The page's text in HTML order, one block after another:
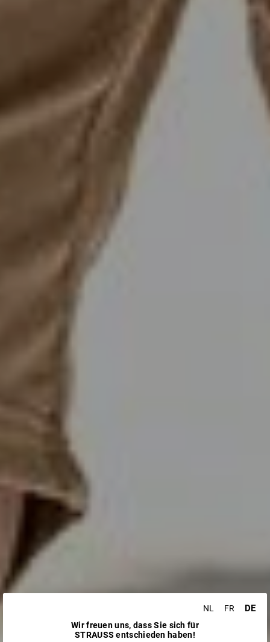
NL FR DE
Wir freuen uns, dass Sie sich für
STRAUSS entschieden haben!